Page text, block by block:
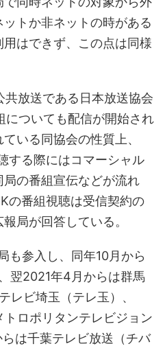
トか非ネットの時がある
はできず、この点は同様
放送である日本放送協会
についても配信が開始され
いる同協会の性質上、
する際にはコマーシャル
の番組宣伝などが流れ
の番組視聴は受信契約の
局が回答している。
も参入し、同年10月から
翌2021年4月からは群馬
レビ埼玉（テレ玉）、
ロポリタンテレビジョン
らは千葉テレビ放送（チバ